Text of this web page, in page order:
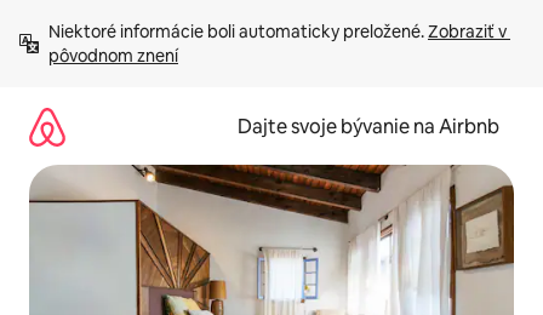
obsah.
Niektoré informácie boli automaticky preložené. Zobraziť v
pôvodnom znení
Dajte svoje bývanie na Airbnb